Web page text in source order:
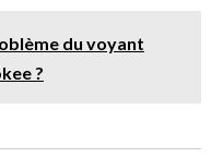
du voyant
?